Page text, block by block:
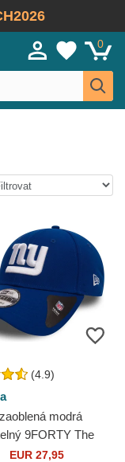
0
(4.9)
modrá
9FORTY The
New York Giants NFL
EUR 27,95